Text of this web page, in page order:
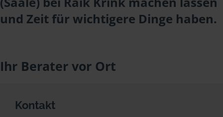
und Zeit für wichtigere Dinge haben.
Ihr Berater vor Ort
Kontakt